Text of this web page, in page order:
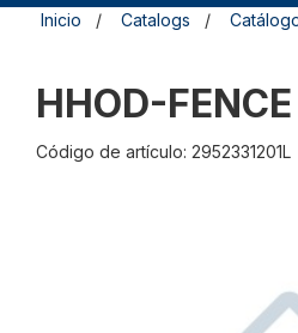
Inicio Catalogs
HHOD-
Código de artículo: 2952331201L